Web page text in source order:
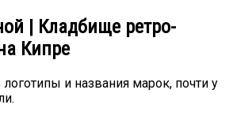
| Кладбище ретро-
Кипре
логотипы и названия марок, почти у